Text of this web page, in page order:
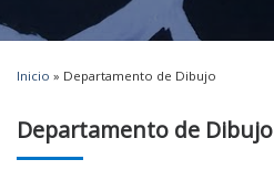
Inicio » Departamento de Dibujo
Departamento de Dibujo